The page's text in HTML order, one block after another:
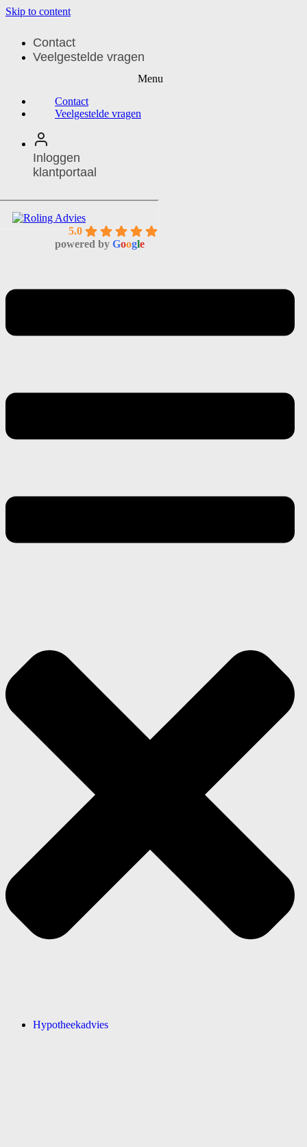
Skip to content
Contact
Veelgestelde vragen
Contact
Veelgestelde vragen
Inloggen
klantportaal
5.0
powered by Google
Hypotheekadvies